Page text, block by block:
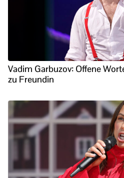
Vadim Garbuzov: Offene
zu Freundin